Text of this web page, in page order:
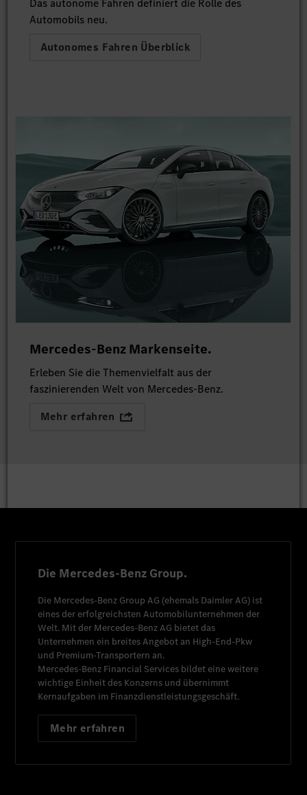
Automobils neu.
Autonomes Fahren Überblick
Mercedes-Benz Markenseite.
Erleben Sie die Themenvielfalt aus der
faszinierenden Welt von Mercedes-Benz.
Mehr erfahren
Die Mercedes-Benz Group.
Die Mercedes-Benz Group AG (ehemals Daimler AG) ist
eines der erfolgreichsten Automobilunternehmen der
Welt. Mit der Mercedes-Benz AG bietet das
Unternehmen ein breites Angebot an High-End-Pkw
und Premium-Transportern an.
Mercedes-Benz Financial Services bildet eine weitere
wichtige Einheit des Konzerns und übernimmt
Kernaufgaben im Finanzdienstleistungsgeschäft.
Mehr erfahren